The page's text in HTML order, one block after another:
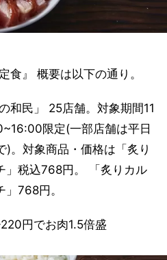
食』 概要は以下の通り。
和民」 25店舗。対象期間11
限定(一部店舗は平日
。対象商品・価格は「炙り
」税込768円。 「炙りカル
768円。
円でお肉1.5倍盛